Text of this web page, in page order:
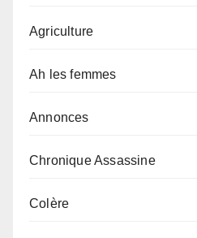
Agriculture
Ah les femmes
Annonces
Chronique Assassine
Colère